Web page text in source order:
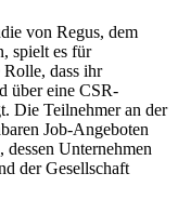
von Regus, dem
spielt es für
dass ihr
über eine CSR-
Die Teilnehmer an der
Job-Angeboten
Unternehmen
der Gesellschaft